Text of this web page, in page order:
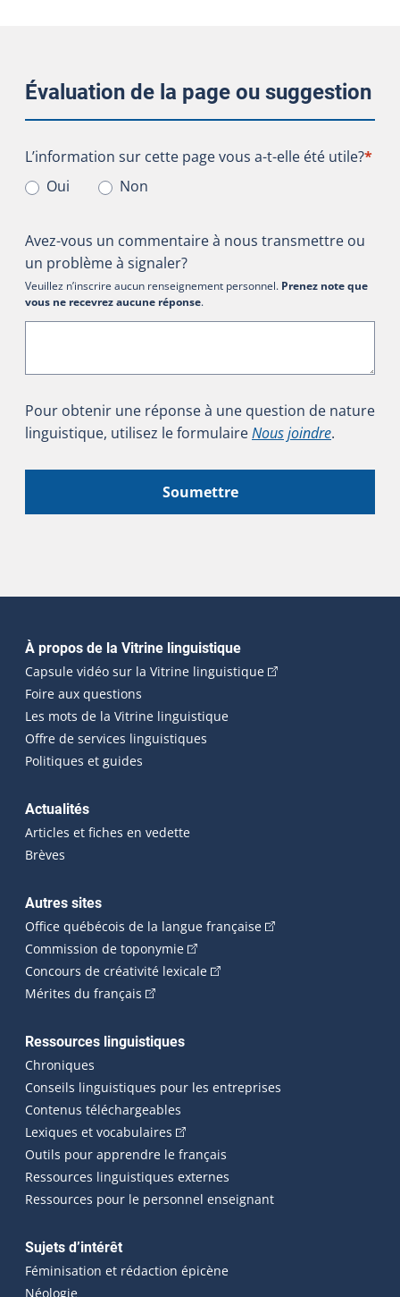
Évaluation de la page ou suggestion
L’information sur cette page vous a-t-elle été utile?
L’information sur cette page vous a-t-elle été utile?*
Oui
Non
Avez-vous un commentaire à nous transmettre ou
un problème à signaler?
Veuillez n’inscrire aucun renseignement personnel. Prenez note que
vous ne recevrez aucune réponse.
Pour obtenir une réponse à une question de nature
linguistique, utilisez le formulaireNous joindre.
Soumettre
Navigation principale
À propos de la Vitrine linguistique
Capsule vidéo sur la Vitrine linguistique(Cet hyperlien
Foire aux questions
Les mots de la Vitrine linguistique
Offre de services linguistiques
Politiques et guides
Actualités
Articles et fiches en vedette
Brèves
Autres sites
Office québécois de la langue française(Cet hyperlien
Commission de toponymie(Cet hyperlien externe s'ouvrira
Concours de créativité lexicale(Cet hyperlien externe
Mérites du français (Cet hyperlien externe s'ouvrira dans une
Ressources linguistiques
Chroniques
Conseils linguistiques pour les entreprises
Contenus téléchargeables
Lexiques et vocabulaires (Cet hyperlien externe s'ouvrira
Outils pour apprendre le français
Ressources linguistiques externes
Ressources pour le personnel enseignant
Sujets d’intérêt
Féminisation et rédaction épicène
Néologie